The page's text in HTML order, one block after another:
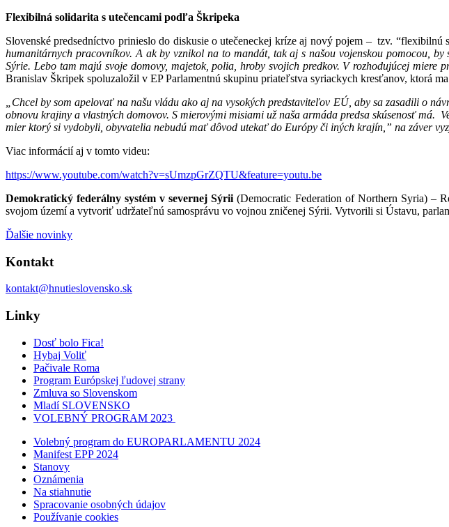
Flexibilná solidarita s utečencami podľa Škripeka
Slovenské predsedníctvo prinieslo do diskusie o utečeneckej kríze aj nový pojem – tzv. “flexibilnú
humanitárnych pracovníkov. A ak by vznikol na to mandát, tak aj s našou vojenskou pomocou,
Sýrie. Lebo tam majú svoje domovy, majetok, polia, hroby svojich predkov. V rozhodujúcej miere
Branislav Škripek spoluzaložil v EP Parlamentnú skupinu priateľstva syriackych kresťanov, ktorá
„Chcel by som apelovať na našu vládu ako aj na vysokých predstaviteľov EÚ, aby sa zasadili o
obnovu krajiny a vlastných domovov. S mierovými misiami už naša armáda predsa skúsenosť
mier ktorý si vydobyli, obyvatelia nebudú mať dôvod utekať do Európy či iných krajín,” na záver
Viac informácií aj v tomto videu:
https://www.youtube.com/watch?v=sUmzpGrZQTU&feature=youtu.be
Demokratický federálny systém v severnej Sýrii(Democratic Federation of Northern Syria) –
svojom území a vytvoriť udržateľnú samosprávu vo vojnou zničenej Sýrii. Vytvorili si Ústavu,
Ďalšie novinky
Kontakt
kontakt@hnutieslovensko.sk
Linky
Dosť bolo Fica!
Hybaj Voliť
Pačivale Roma
Program Európskej ľudovej strany
Zmluva so Slovenskom
Mladí SLOVENSKO
VOLEBNÝ PROGRAM 2023
Volebný program do EUROPARLAMENTU 2024
Manifest EPP 2024
Stanovy
Oznámenia
Na stiahnutie
Spracovanie osobných údajov
Používanie cookies